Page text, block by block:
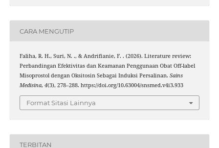
CARA MENGUTIP
Faliha, R. H., Suri, N. ., & Andrifianie, F. . (2026). Literature review:
Perbandingan Efektivitas dan Keamanan Penggunaan Obat Off-label
Misoprostol dengan Oksitosin Sebagai Induksi Persalinan. Sains
Medisina, 4(3), 278–288. https://doi.org/10.63004/snsmed.v4i3.933
Format Sitasi Lainnya
TERBITAN